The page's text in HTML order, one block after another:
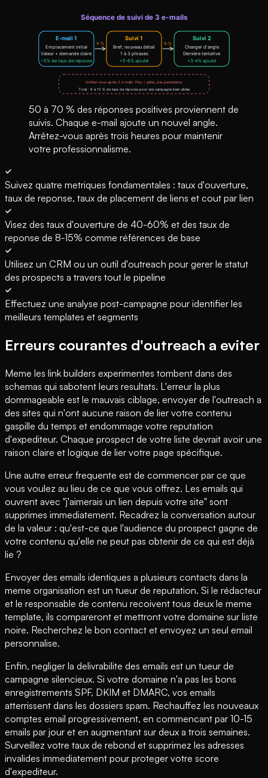
50 à 70 % des réponses positives proviennent de
suivis. Chaque e-mail ajoute un nouvel angle.
Arrêtez-vous après trois heures pour maintenir
votre professionnalisme.
Suivez quatre metriques fondamentales : taux d'ouverture,
taux de reponse, taux de placement de liens et cout par lien
Visez des taux d'ouverture de 40-60% et des taux de
reponse de 8-15% comme références de base
Utilisez un CRM ou un outil d'outreach pour gerer le statut
des prospects a travers tout le pipeline
Effectuez une analyse post-campagne pour identifier les
meilleurs templates et segments
Erreurs courantes d'outreach a eviter
Meme les link builders experimentes tombent dans des
schemas qui sabotent leurs resultats. L'erreur la plus
dommageable est le mauvais ciblage, envoyer de l'outreach a
des sites qui n'ont aucune raison de lier votre contenu
gaspille du temps et endommage votre reputation
d'expediteur. Chaque prospect de votre liste devrait avoir une
raison claire et logique de lier votre page spécifique.
Une autre erreur frequente est de commencer par ce que
vous voulez au lieu de ce que vous offrez. Les emails qui
ouvrent avec "j'aimerais un lien depuis votre site" sont
supprimes immediatement. Recadrez la conversation autour
de la valeur : qu'est-ce que l'audience du prospect gagne de
votre contenu qu'elle ne peut pas obtenir de ce qui est déjà
lie ?
Envoyer des emails identiques a plusieurs contacts dans la
meme organisation est un tueur de reputation. Si le rédacteur
et le responsable de contenu recoivent tous deux le meme
template, ils compareront et mettront votre domaine sur liste
noire. Recherchez le bon contact et envoyez un seul email
personnalise.
Enfin, negliger la delivrabilite des emails est un tueur de
campagne silencieux. Si votre domaine n'a pas les bons
enregistrements SPF, DKIM et DMARC, vos emails
atterrissent dans les dossiers spam. Rechauffez les nouveaux
comptes email progressivement, en commencant par 10-15
emails par jour et en augmentant sur deux a trois semaines.
Surveillez votre taux de rebond et supprimez les adresses
invalides immediatement pour proteger votre score
d'expediteur.